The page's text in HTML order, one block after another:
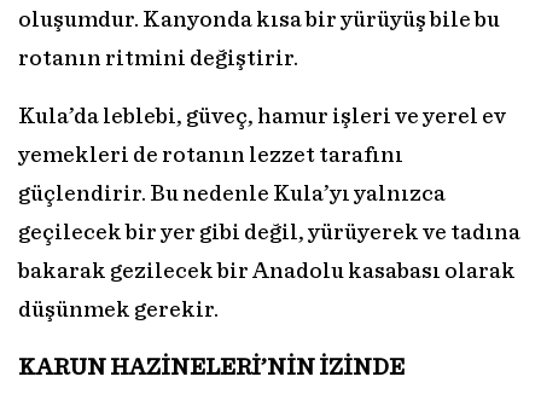
oluşumdur. Kanyonda kısa bir yürüyüş bile bu
rotanın ritmini değiştirir.
Kula’da leblebi, güveç, hamur işleri ve yerel ev
yemekleri de rotanın lezzet tarafını
güçlendirir. Bu nedenle Kula’yı yalnızca
geçilecek bir yer gibi değil, yürüyerek ve tadına
bakarak gezilecek bir Anadolu kasabası olarak
düşünmek gerekir.
KARUN HAZİNELERİ’NİN İZİNDE